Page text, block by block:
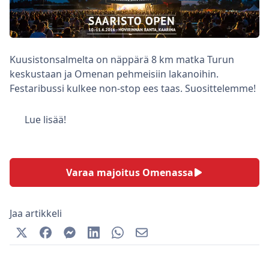
Kuusistonsalmelta on näppärä 8 km matka Turun
keskustaan ja Omenan pehmeisiin lakanoihin.
Festaribussi kulkee non-stop ees taas. Suosittelemme!
Lue lisää!
Varaa majoitus Omenassa
Jaa artikkeli